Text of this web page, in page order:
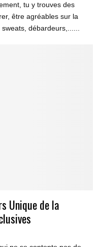
tu y trouves des
être agréables sur la
débardeurs,......
Unique de la